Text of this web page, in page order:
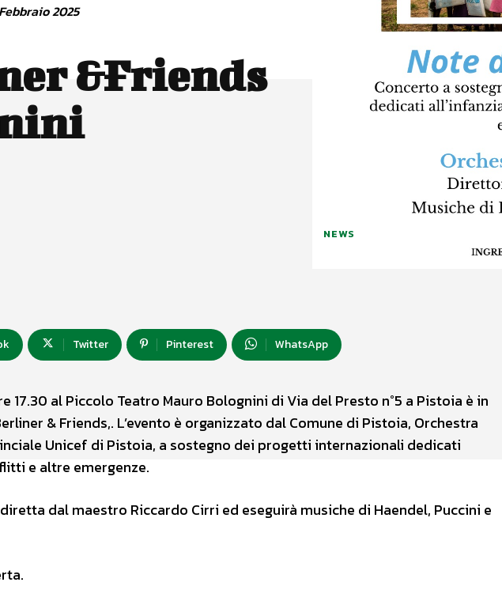
2025
&Friends
NEWS
Twitter Pinterest WhatsApp
17.30 al Piccolo Teatro Mauro Bolognini di Via del Presto n°5 a Pistoia è in
& Friends,. L’evento è organizzato dal Comune di Pistoia, Orchestra
Unicef di Pistoia, a sostegno dei progetti internazionali dedicati
e altre emergenze.
dal maestro Riccardo Cirri ed eseguirà musiche di Haendel, Puccini e